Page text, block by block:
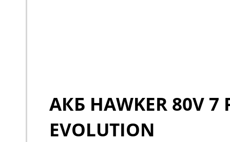
АКБ HAWKER 80V 7
EVOLUTION